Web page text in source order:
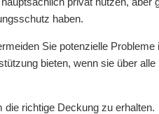
haben.
Sie potenzielle Probleme
bieten, wenn sie über
die richtige Deckung zu erhalten.